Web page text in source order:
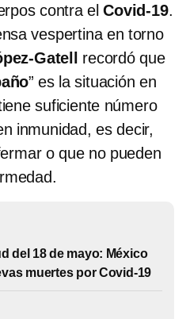
contra elCovid-19.
vespertina en torno
Gatell recordó que
” es la situación en
suficiente número
inmunidad, es decir,
o que no pueden
del 18 de mayo: México
muertes por Covid-19